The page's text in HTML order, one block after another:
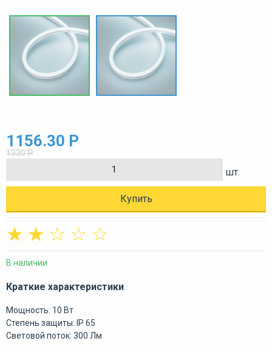
1156.30 Р
1330 Р
шт
Купить
☆
☆
☆
☆
☆
В наличии
Краткие характеристики
Мощность: 10 Вт
Степень защиты: IP 65
Световой поток: 300 Лм